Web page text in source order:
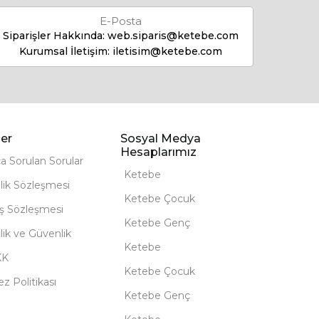
E-Posta
Siparişler Hakkında: web.siparis@ketebe.com
Kurumsal İletişim: iletisim@ketebe.com
Sorulan Sorular
Sözleşmesi
Sözleşmesi
ve Güvenlik
Politikası
Sosyal Medya
Hesaplarımız
Ketebe
Ketebe Çocuk
Ketebe Genç
Ketebe
Ketebe Çocuk
Ketebe Genç